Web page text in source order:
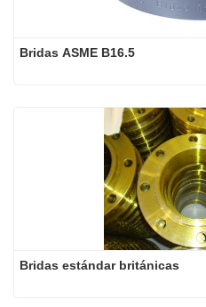
Bridas ASME B16.5
Bridas estándar británicas